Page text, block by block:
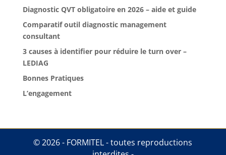
Diagnostic QVT obligatoire en 2026 – aide et guide
Comparatif outil diagnostic management
consultant
3 causes à identifier pour réduire le turn over –
LEDIAG
Bonnes Pratiques
L’engagement
© 2026 - FORMITEL - toutes reproductions